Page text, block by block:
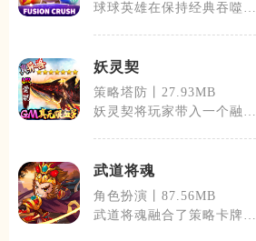
球球英雄在保持经典吞噬玩
妖灵契
策略塔防丨27.93MB
妖灵契将玩家带入一个融合
武道将魂
角色扮演丨87.56MB
武道将魂融合了策略卡牌的